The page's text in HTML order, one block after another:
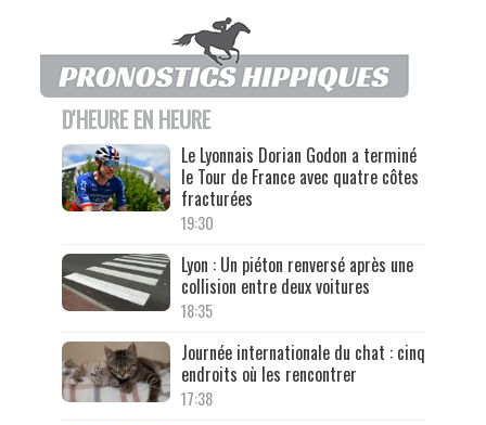
D'HEURE EN HEURE
Le Lyonnais Dorian Godon a terminé
le Tour de France avec quatre côtes
fracturées
19:30
Lyon : Un piéton renversé après une
collision entre deux voitures
18:35
Journée internationale du chat : cinq
endroits où les rencontrer
17:38